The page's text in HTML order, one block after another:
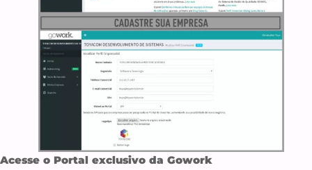
Acesse o Portal exclusivo da Gowork